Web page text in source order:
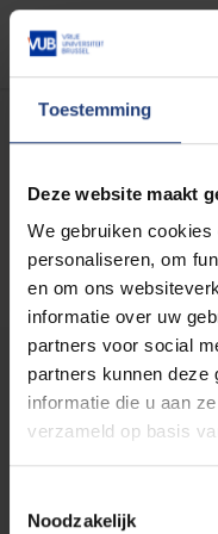
Toestemming
Deze website maakt
We gebruiken
personaliseren, om
en om ons
informatie over uw
partners voor social
partners kunnen deze
informatie die u aan
verzameld op basis
Noodzakelijk
About